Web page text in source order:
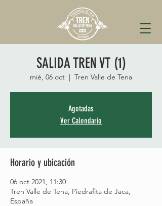
SALIDA TREN VT (1)
mié, 06 oct
  |
Tren Valle de Tena
Agotadas
Ver Calendario
Horario y ubicación
06 oct 2021, 11:30
Tren Valle de Tena, Piedrafita de Jaca,
España